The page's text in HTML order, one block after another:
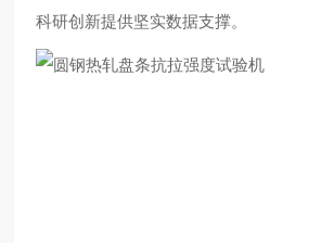
科研创新提供坚实数据支撑。